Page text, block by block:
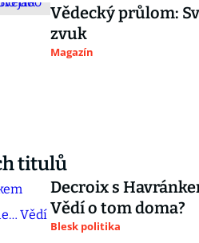
Vědecký průlom:
zvuk
Magazín
titulů
Decroix s
Vědí o tom doma?
Blesk politika